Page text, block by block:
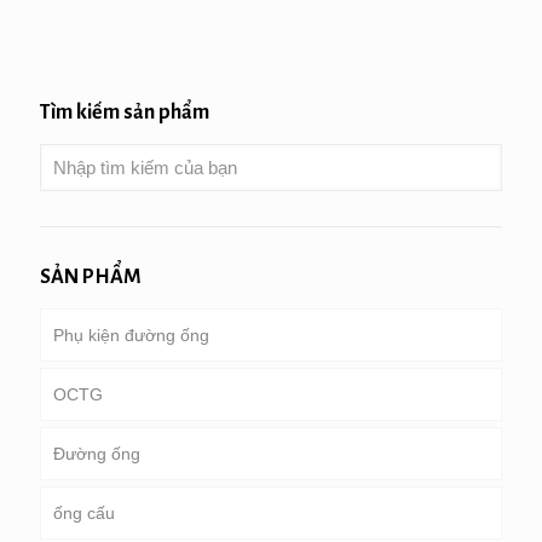
Tìm kiếm sản phẩm
SẢN PHẨM
Phụ kiện đường ống
OCTG
Ống & vỏ bọc
Ống khoan
Đường ống
đường ống dẫn chung
ống cấu